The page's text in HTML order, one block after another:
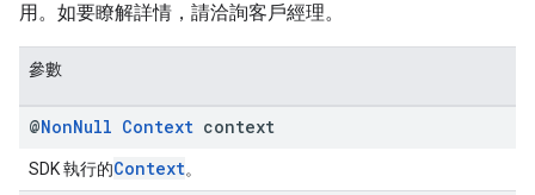
用。如要瞭解詳情，請洽詢客戶經理。
參數
@NonNull Context context
SDK 執行的Context。